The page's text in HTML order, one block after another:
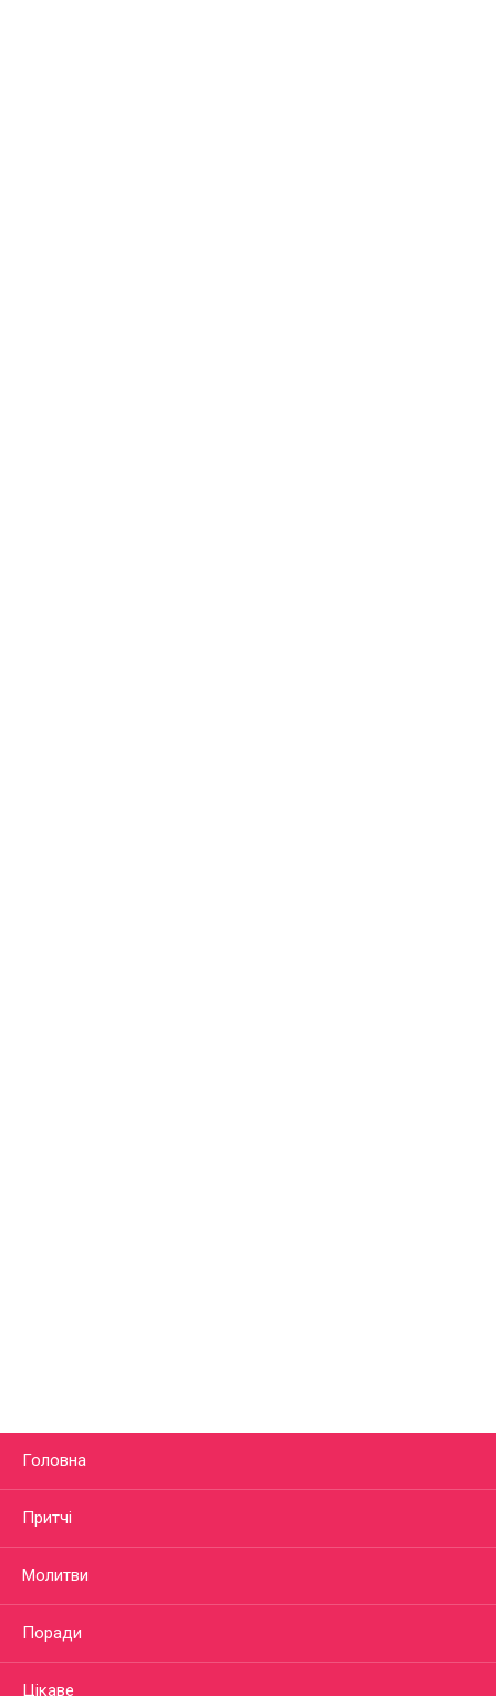
Головна
Притчі
Молитви
Поради
Цікаве